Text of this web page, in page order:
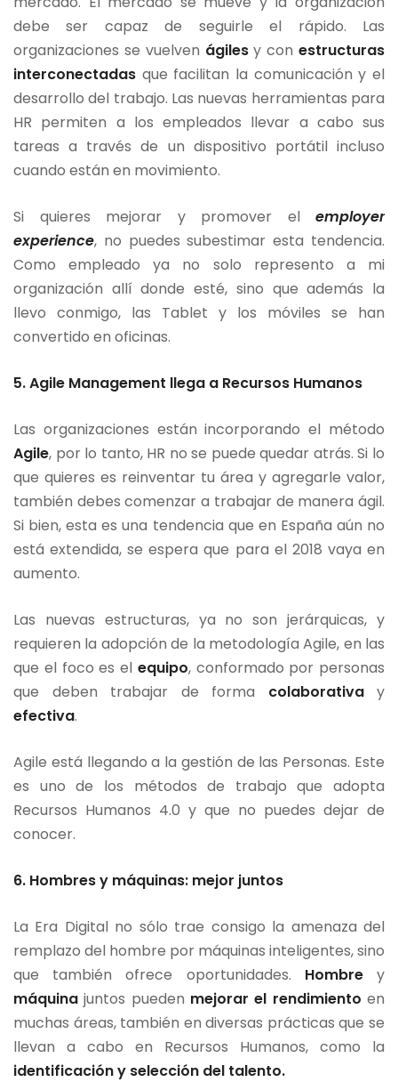
debe ser capaz de seguirle el rápido. Las
organizaciones se vuelven ágilesy con estructuras
interconectadas que facilitan la comunicación y el
desarrollo del trabajo. Las nuevas herramientas para
HR permiten a los empleados llevar a cabo sus
tareas a través de un dispositivo portátil incluso
cuando están en movimiento.
Si quieres mejorar y promover el employer
experience, no puedes subestimar esta tendencia.
Como empleado ya no solo represento a mi
organización allí donde esté, sino que además la
llevo conmigo, las Tablet y los móviles se han
convertido en oficinas.
5. Agile Management llega a Recursos Humanos
Las organizaciones están incorporando el método
Agile, por lo tanto, HR no se puede quedar atrás. Si lo
que quieres es reinventar tu área y agregarle valor,
también debes comenzar a trabajar de manera ágil.
Si bien, esta es una tendencia que en España aún no
está extendida, se espera que para el 2018 vaya en
aumento.
Las nuevas estructuras, ya no son jerárquicas, y
requieren la adopción de la metodología Agile, en las
que el foco es el equipo, conformado por personas
que deben trabajar de forma colaborativay
efectiva.
Agile está llegando a la gestión de las Personas. Este
es uno de los métodos de trabajo que adopta
Recursos Humanos 4.0 y que no puedes dejar de
conocer.
6. Hombres y máquinas: mejor juntos
La Era Digital no sólo trae consigo la amenaza del
remplazo del hombre por máquinas inteligentes, sino
que también ofrece oportunidades. Hombrey
máquina juntos pueden mejorar el rendimiento en
muchas áreas, también en diversas prácticas que se
llevan a cabo en Recursos Humanos, como la
identificacióny selección del talento.